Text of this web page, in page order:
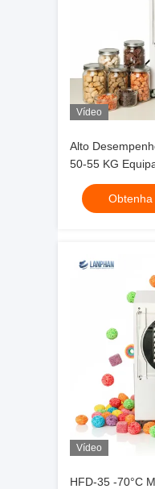
Vídeo
Alto
50-55 KG
Vácuo HFD-35
Vídeo
HFD-35 -70°C